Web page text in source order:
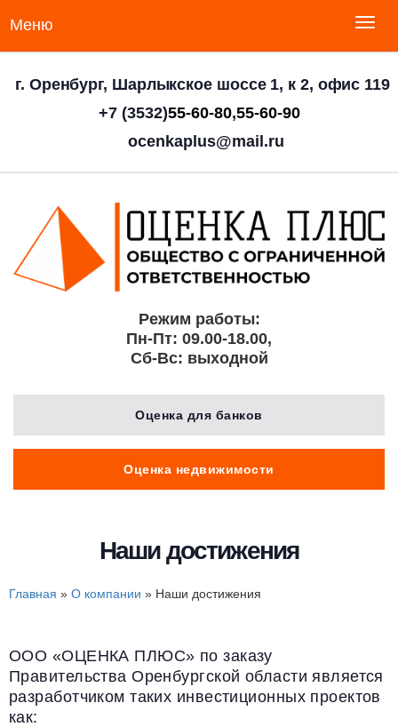
г. Оренбург, Шарлыкское шоссе 1, к 2, офис 119
+7 (3532)55-60-80,55-60-90
ocenkaplus@mail.ru
Режим работы:
Пн-Пт: 09.00-18.00,
Сб-Вс: выходной
Оценка для банков
Оценка недвижимости
Меню
Наши достижения
Главная » О компании » Наши достижения
ООО «ОЦЕНКА ПЛЮС» по заказу
Правительства Оренбургской области является
разработчиком таких инвестиционных проектов
как: